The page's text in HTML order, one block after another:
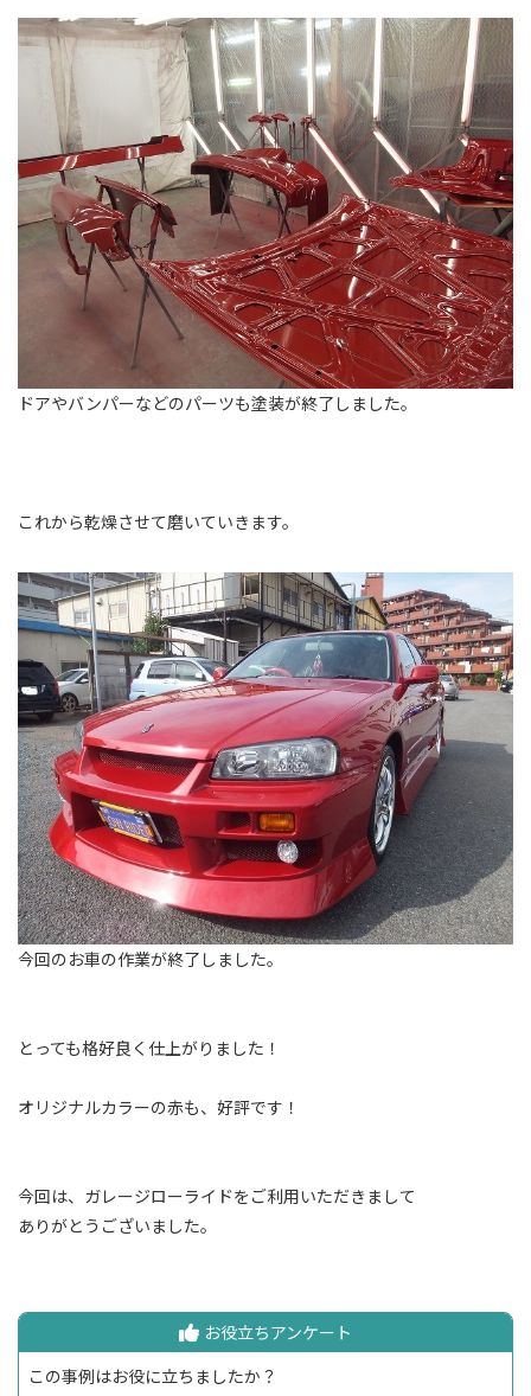
ドアやバンパーなどのパーツも塗装が終了しました。
これから乾燥させて磨いていきます。
今回のお車の作業が終了しました。
とっても格好良く仕上がりました！
オリジナルカラーの赤も、好評です！
今回は、ガレージローライドをご利用いただきまして
ありがとうございました。
お役立ちアンケート
この事例はお役に立ちましたか？